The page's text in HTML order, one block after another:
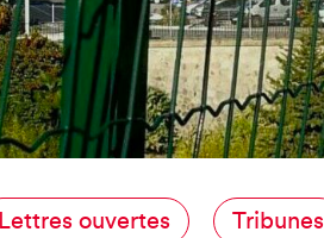
JE VOUDRAIS TÉMOIGNER
JE SUIS EN FRANCE
Lettres ouvertes Tribunes